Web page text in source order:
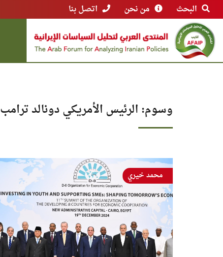
البحث من نحن اتصل بنا
وسوم: الرئيس الأمريكي دونالد ترامب
محمد خيري